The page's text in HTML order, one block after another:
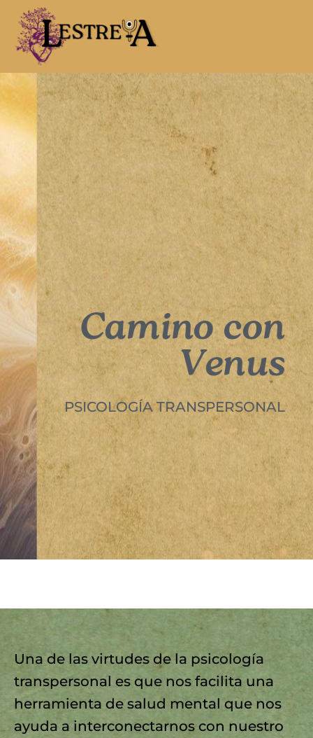
Camino con
Venus
PSICOLOGÍA TRANSPERSONAL
Una de las virtudes de la psicología
transpersonal es que nos facilita una
herramienta de salud mental que nos
ayuda a interconectarnos con nuestro